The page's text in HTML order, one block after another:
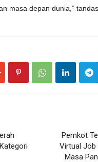
masa depan dunia,”
Pemkot
Virtual Job
Masa